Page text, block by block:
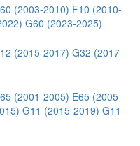
(2003-2010) F10 (2010-
G60 (2023-2025)
(2015-2017) G32 (2017-
(2001-2005) E65 (2005-
G11 (2015-2019) G11